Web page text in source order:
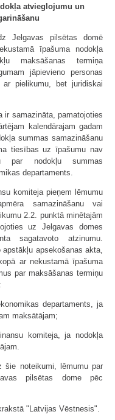
atvieglojumu un
Jelgavas pilsētas domē
īpašuma nodokļa
maksāšanas termiņa
jāpievieno personas
pielikumu, bet juridiskai
ir samazināta, pamatojoties
kalendārajam gadam
summas samazināšanu
tiesības uz īpašumu nav
par nodokļu summas
departaments.
komiteja pieņem lēmumu
samazināšanu vai
2.2. punktā minētajām
uz Jelgavas domes
sagatavoto atzinumu.
apsekošanas akta,
ar nekustamā īpašuma
par maksāšanas termiņu
departaments, ja
maksātājam;
komiteja, ja nodokļa
šie noteikumi, lēmumu par
pilsētas dome pēc
"Latvijas Vēstnesis".